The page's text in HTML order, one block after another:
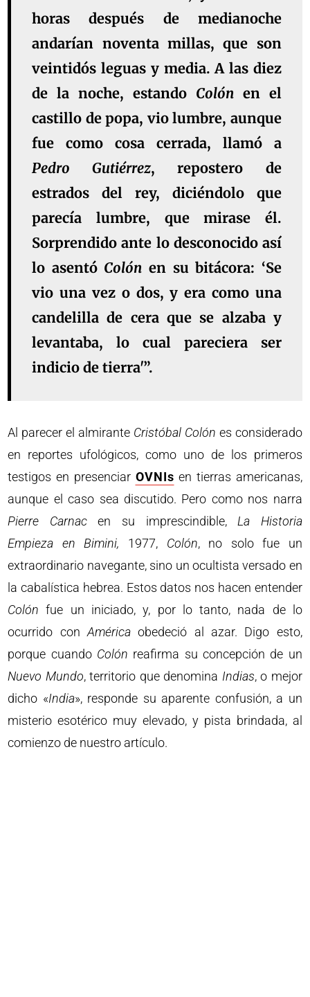
horas después de medianoche
andarían noventa millas, que son
veintidós leguas y media. A las diez
de la noche, estando Colónen el
castillo de popa, vio lumbre, aunque
fue como cosa cerrada, llamó a
Pedro Gutiérrez, repostero de
estrados del rey, diciéndolo que
parecía lumbre, que mirase él.
Sorprendido ante lo desconocido así
lo asentó Colón en su bitácora: ‘Se
vio una vez o dos, y era como una
candelilla de cera que se alzaba y
levantaba, lo cual pareciera ser
indicio de tierra'”.
Al parecer el almirante Cristóbal Colón es considerado
en reportes ufológicos, como uno de los primeros
testigos en presenciar OVNIs en tierras americanas,
aunque el caso sea discutido. Pero como nos narra
Pierre Carnacen su imprescindible, La Historia
Empieza en Bimini, 1977, Colón, no solo fue un
extraordinario navegante, sino un ocultista versado en
la cabalística hebrea. Estos datos nos hacen entender
Colón fue un iniciado, y, por lo tanto, nada de lo
ocurrido con Américaobedeció al azar. Digo esto,
porque cuando Colón reafirma su concepción de un
Nuevo Mundo, territorio que denomina Indias, o mejor
dicho «India», responde su aparente confusión, a un
misterio esotérico muy elevado, y pista brindada, al
comienzo de nuestro artículo.